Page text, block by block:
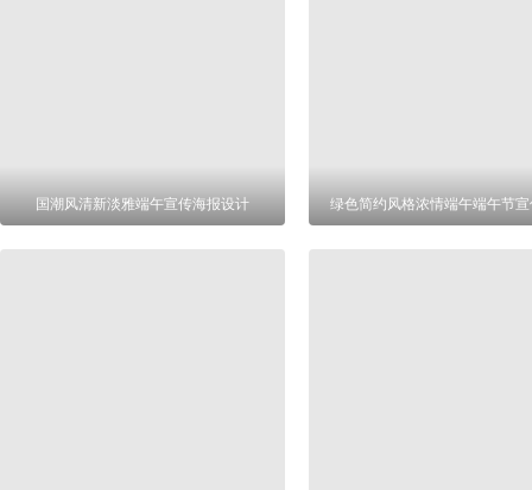
国潮风清新淡雅端午宣传海报设计 绿色简约风格浓情端午端午节